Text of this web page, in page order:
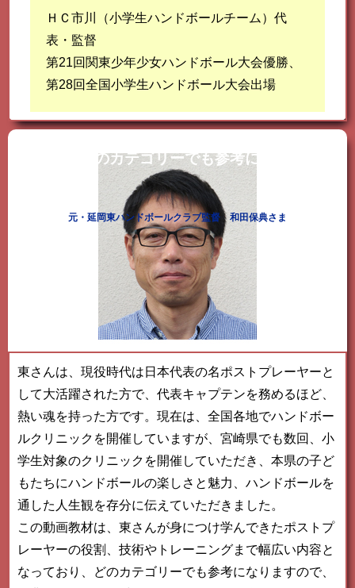
ＨＣ市川（小学生ハンドボールチーム）代
表・監督
第21回関東少年少女ハンドボール大会優勝、
第28回全国小学生ハンドボール大会出場
どのカテゴリーでも参考になります
元・延岡東ハンドボールクラブ監督 和田保典さま
東さんは、現役時代は日本代表の名ポストプレーヤーと
して大活躍された方で、代表キャプテンを務めるほど、
熱い魂を持った方です。現在は、全国各地でハンドボー
ルクリニックを開催していますが、宮崎県でも数回、小
学生対象のクリニックを開催していただき、本県の子ど
もたちにハンドボールの楽しさと魅力、ハンドボールを
通した人生観を存分に伝えていただきました。
この動画教材は、東さんが身につけ学んできたポストプ
レーヤーの役割、技術やトレーニングまで幅広い内容と
なっており、どのカテゴリーでも参考になりますので、